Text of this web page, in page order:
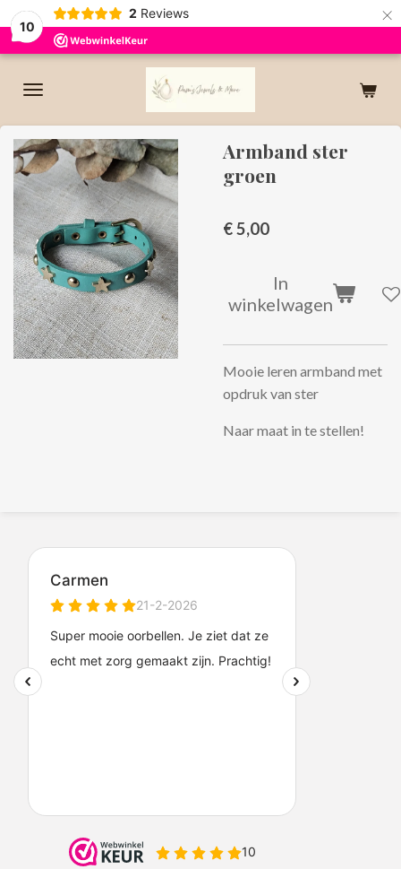
10
2 Reviews ×
Armband ster
groen
€ 5,00
In
winkelwagen
Mooie leren armband met
opdruk van ster
Naar maat in te stellen!